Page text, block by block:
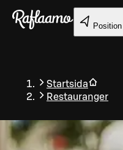
Gå till huvudinnehållet
Position
Startsida
Restauranger